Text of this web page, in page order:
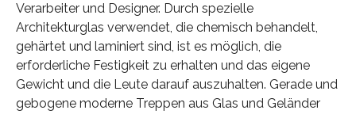
Verarbeiter und Designer. Durch spezielle
Architekturglas verwendet, die chemisch behandelt,
gehärtet und laminiert sind, ist es möglich, die
erforderliche Festigkeit zu erhalten und das eigene
Gewicht und die Leute darauf auszuhalten. Gerade und
gebogene moderne Treppen aus Glas und Geländer